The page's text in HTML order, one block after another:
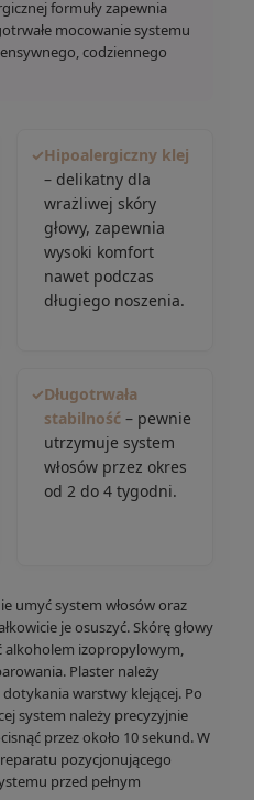
formuły zapewnia
mocowanie systemu
codziennego
✓Hipoalergiczny klej
– delikatny dla
wrażliwej skóry
głowy, zapewnia
wysoki komfort
nawet podczas
długiego noszenia.
✓Długotrwała
stabilność– pewnie
utrzymuje system
włosów przez okres
od 2 do 4 tygodni.
umyć system włosów oraz
je osuszyć. Skórę głowy
alkoholem izopropylowym,
Plaster należy
warstwy klejącej. Po
system należy precyzyjnie
przez około 10 sekund. W
pozycjonującego
przed pełnym